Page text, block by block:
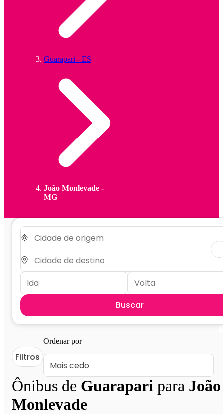
Guarapari - ES
João Monlevade -
MG
Buscar
Ônibus de Guarapari para João
Monlevade
Filtros
Ordenar por